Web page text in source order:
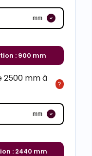
mm
: 900 mm
2500 mm à
mm
: 2440 mm